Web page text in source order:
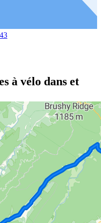
à vélo dans et